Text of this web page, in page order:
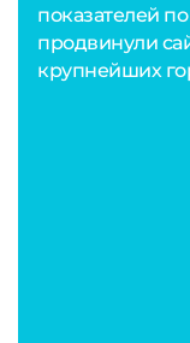
показателей
продвинули
крупнейших